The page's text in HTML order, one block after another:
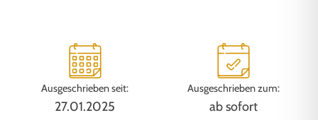
Ausgeschrieben seit:
27.01.2025
Ausgeschrieben zum:
ab sofort